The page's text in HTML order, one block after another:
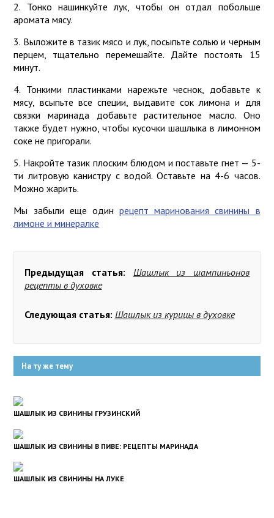
2. Тонко нашинкуйте лук, чтобы он отдал побольше
аромата мясу.
3. Выложите в тазик мясо и лук, посыпьте солью и черным
перцем, тщательно перемешайте. Дайте постоять 15
минут.
4. Тонкими пластинками нарежьте чеснок, добавьте к
мясу, всыпьте все специи, выдавите сок лимона и для
связки маринада добавьте растительное масло. Оно
также будет нужно, чтобы кусочки шашлыка в лимонном
соке не пригорали.
5. Накройте тазик плоским блюдом и поставьте гнет — 5-
ти литровую канистру с водой. Оставьте на 4-6 часов.
Можно жарить.
Мы забыли еще одинрецепт маринования свинины в
лимоне и минералке
Предыдущая статья:
Шашлык из шампиньонов
рецепты в духовке
Следующая статья: Шашлык из курицы в духовке
На ту же тему
ШАШЛЫК ИЗ СВИНИНЫ ГРУЗИНСКИЙ
ШАШЛЫК ИЗ СВИНИНЫ В ПИВЕ: РЕЦЕПТЫ МАРИНАДА
ШАШЛЫК ИЗ СВИНИНЫ НА ЛУКЕ